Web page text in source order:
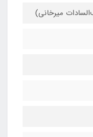
میرخانی)